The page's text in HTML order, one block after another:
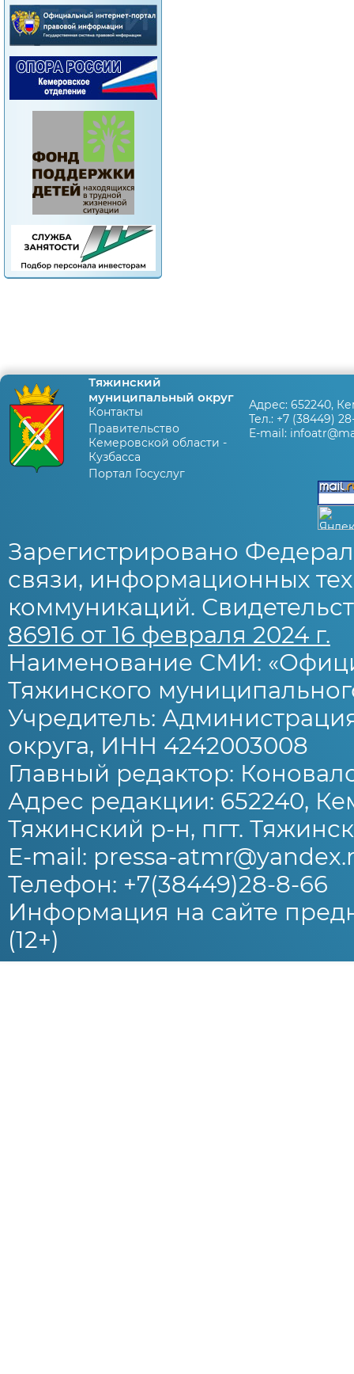
Тяжинский
муниципальный округ
Контакты
Правительство
Кемеровской области -
Кузбасса
Портал Госуслуг
Адрес: 652240,
Тел.: +7 (38449)
E-mail:
Зарегистрировано
связи, информационных
коммуникаций.
86916 от 16 февраля 2024 г.
Наименование СМИ:
Тяжинского
Учредитель:
округа, ИНН 4242003008
Главный редактор:
Адрес редакции: 652240,
Тяжинский р-н, пгт.
E-mail: pressa-
Телефон: +7(38449)28-8-66
Информация на сайте
(12+)